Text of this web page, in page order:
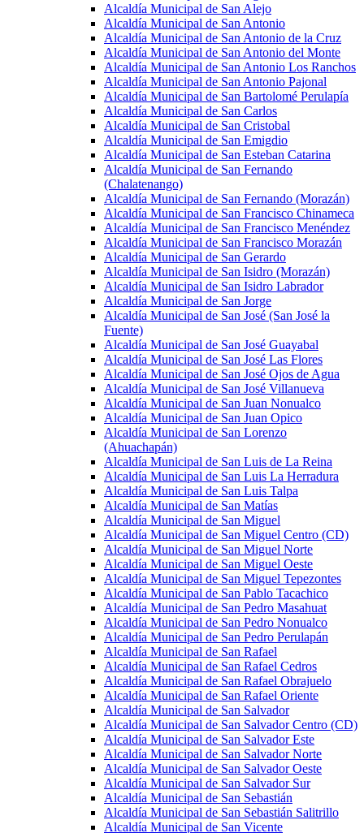
Alcaldía Municipal de San Alejo
Alcaldía Municipal de San Antonio
Alcaldía Municipal de San Antonio de la Cruz
Alcaldía Municipal de San Antonio del Monte
Alcaldía Municipal de San Antonio Los Ranchos
Alcaldía Municipal de San Antonio Pajonal
Alcaldía Municipal de San Bartolomé Perulapía
Alcaldía Municipal de San Carlos
Alcaldía Municipal de San Cristobal
Alcaldía Municipal de San Emigdio
Alcaldía Municipal de San Esteban Catarina
Alcaldía Municipal de San Fernando
(Chalatenango)
Alcaldía Municipal de San Fernando (Morazán)
Alcaldía Municipal de San Francisco Chinameca
Alcaldía Municipal de San Francisco Menéndez
Alcaldía Municipal de San Francisco Morazán
Alcaldía Municipal de San Gerardo
Alcaldía Municipal de San Isidro (Morazán)
Alcaldía Municipal de San Isidro Labrador
Alcaldía Municipal de San Jorge
Alcaldía Municipal de San José (San José la
Fuente)
Alcaldía Municipal de San José Guayabal
Alcaldía Municipal de San José Las Flores
Alcaldía Municipal de San José Ojos de Agua
Alcaldía Municipal de San José Villanueva
Alcaldía Municipal de San Juan Nonualco
Alcaldía Municipal de San Juan Opico
Alcaldía Municipal de San Lorenzo
(Ahuachapán)
Alcaldía Municipal de San Luis de La Reina
Alcaldía Municipal de San Luis La Herradura
Alcaldía Municipal de San Luis Talpa
Alcaldía Municipal de San Matías
Alcaldía Municipal de San Miguel
Alcaldía Municipal de San Miguel Centro (CD)
Alcaldía Municipal de San Miguel Norte
Alcaldía Municipal de San Miguel Oeste
Alcaldía Municipal de San Miguel Tepezontes
Alcaldía Municipal de San Pablo Tacachico
Alcaldía Municipal de San Pedro Masahuat
Alcaldía Municipal de San Pedro Nonualco
Alcaldía Municipal de San Pedro Perulapán
Alcaldía Municipal de San Rafael
Alcaldía Municipal de San Rafael Cedros
Alcaldía Municipal de San Rafael Obrajuelo
Alcaldía Municipal de San Rafael Oriente
Alcaldía Municipal de San Salvador
Alcaldía Municipal de San Salvador Centro (CD)
Alcaldía Municipal de San Salvador Este
Alcaldía Municipal de San Salvador Norte
Alcaldía Municipal de San Salvador Oeste
Alcaldía Municipal de San Salvador Sur
Alcaldía Municipal de San Sebastián
Alcaldía Municipal de San Sebastián Salitrillo
Alcaldía Municipal de San Vicente